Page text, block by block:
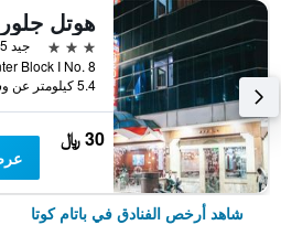
هوتل
3 نجوم
جيد 7.5
5.4 كيلومتر عن وسط المدينة
30 ﷼
شاهد أرخص الفنادق في باتام كوتا